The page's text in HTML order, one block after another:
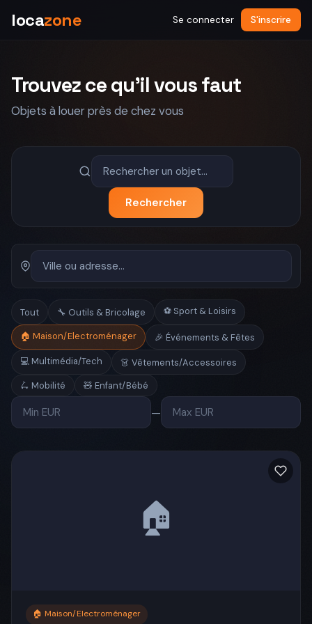
locazone Se connecter S'inscrire
Trouvez ce qu'il vous faut
Objets à louer près de chez vous
Rechercher
Tout 🔧 Outils & Bricolage ⚽ Sport & Loisirs
🏠 Maison/Electroménager 🎉 Événements & Fêtes
💻 Multimédia/Tech
👗 Vêtements/Accessoires
🛴 Mobilité
🧸 Enfant/Bébé
—
🏠
🏠 Maison/Electroménager